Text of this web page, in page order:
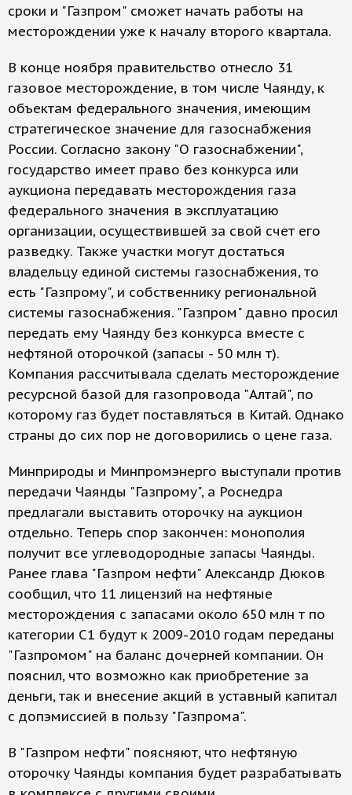
сроки и "Газпром" сможет начать работы на
месторождении уже к началу второго квартала.
В конце ноября правительство отнесло 31
газовое месторождение, в том числе Чаянду, к
объектам федерального значения, имеющим
стратегическое значение для газоснабжения
России. Согласно закону "О газоснабжении",
государство имеет право без конкурса или
аукциона передавать месторождения газа
федерального значения в эксплуатацию
организации, осуществившей за свой счет его
разведку. Также участки могут достаться
владельцу единой системы газоснабжения, то
есть "Газпрому", и собственнику региональной
системы газоснабжения. "Газпром" давно просил
передать ему Чаянду без конкурса вместе с
нефтяной оторочкой (запасы - 50 млн т).
Компания рассчитывала сделать месторождение
ресурсной базой для газопровода "Алтай", по
которому газ будет поставляться в Китай. Однако
страны до сих пор не договорились о цене газа.
Минприроды и Минпромэнерго выступали против
передачи Чаянды "Газпрому", а Роснедра
предлагали выставить оторочку на аукцион
отдельно. Теперь спор закончен: монополия
получит все углеводородные запасы Чаянды.
Ранее глава "Газпром нефти" Александр Дюков
сообщил, что 11 лицензий на нефтяные
месторождения с запасами около 650 млн т по
категории С1 будут к 2009-2010 годам переданы
"Газпромом" на баланс дочерней компании. Он
пояснил, что возможно как приобретение за
деньги, так и внесение акций в уставный капитал
с допэмиссией в пользу "Газпрома".
В "Газпром нефти" поясняют, что нефтяную
оторочку Чаянды компания будет разрабатывать